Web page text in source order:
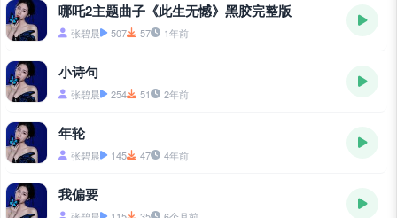
哪吒2主题曲子《此生无憾》黑胶完整版
张碧晨 507 57 1年前
小诗句
张碧晨 254 51 2年前
年轮
张碧晨 145 47 4年前
我偏要